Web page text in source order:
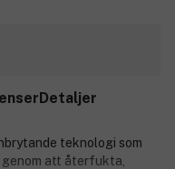
Detaljer
teknologi som
att återfukta,